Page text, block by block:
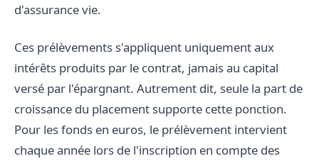
d'assurance vie.
Ces prélèvements s'appliquent uniquement aux
intérêts produits par le contrat, jamais au capital
versé par l'épargnant. Autrement dit, seule la part de
croissance du placement supporte cette ponction.
Pour les fonds en euros, le prélèvement intervient
chaque année lors de l'inscription en compte des